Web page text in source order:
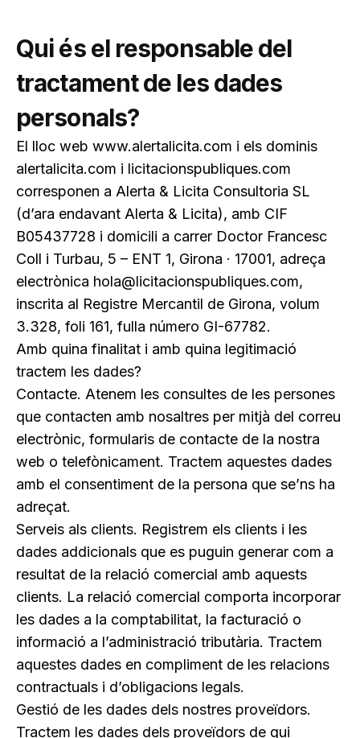
Qui és el responsable del
tractament de les dades
personals?
El lloc web www.alertalicita.com i els dominis
alertalicita.com i licitacionspubliques.com
corresponen a Alerta & Licita Consultoria SL
(d’ara endavant Alerta & Licita), amb CIF
B05437728 i domicili a carrer Doctor Francesc
Coll i Turbau, 5 – ENT 1, Girona · 17001, adreça
electrònica hola@licitacionspubliques.com,
inscrita al Registre Mercantil de Girona, volum
3.328, foli 161, fulla número GI-67782.
Amb quina finalitat i amb quina legitimació
tractem les dades?
Contacte. Atenem les consultes de les persones
que contacten amb nosaltres per mitjà del correu
electrònic, formularis de contacte de la nostra
web o telefònicament. Tractem aquestes dades
amb el consentiment de la persona que se’ns ha
adreçat.
Serveis als clients. Registrem els clients i les
dades addicionals que es puguin generar com a
resultat de la relació comercial amb aquests
clients. La relació comercial comporta incorporar
les dades a la comptabilitat, la facturació o
informació a l’administració tributària. Tractem
aquestes dades en compliment de les relacions
contractuals i d’obligacions legals.
Gestió de les dades dels nostres proveïdors.
Tractem les dades dels proveïdors de qui